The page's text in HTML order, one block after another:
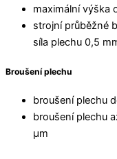
maximální výška
strojní průběžné
síla plechu 0,5
Broušení plechu
broušení plechu
broušení plechu
µm